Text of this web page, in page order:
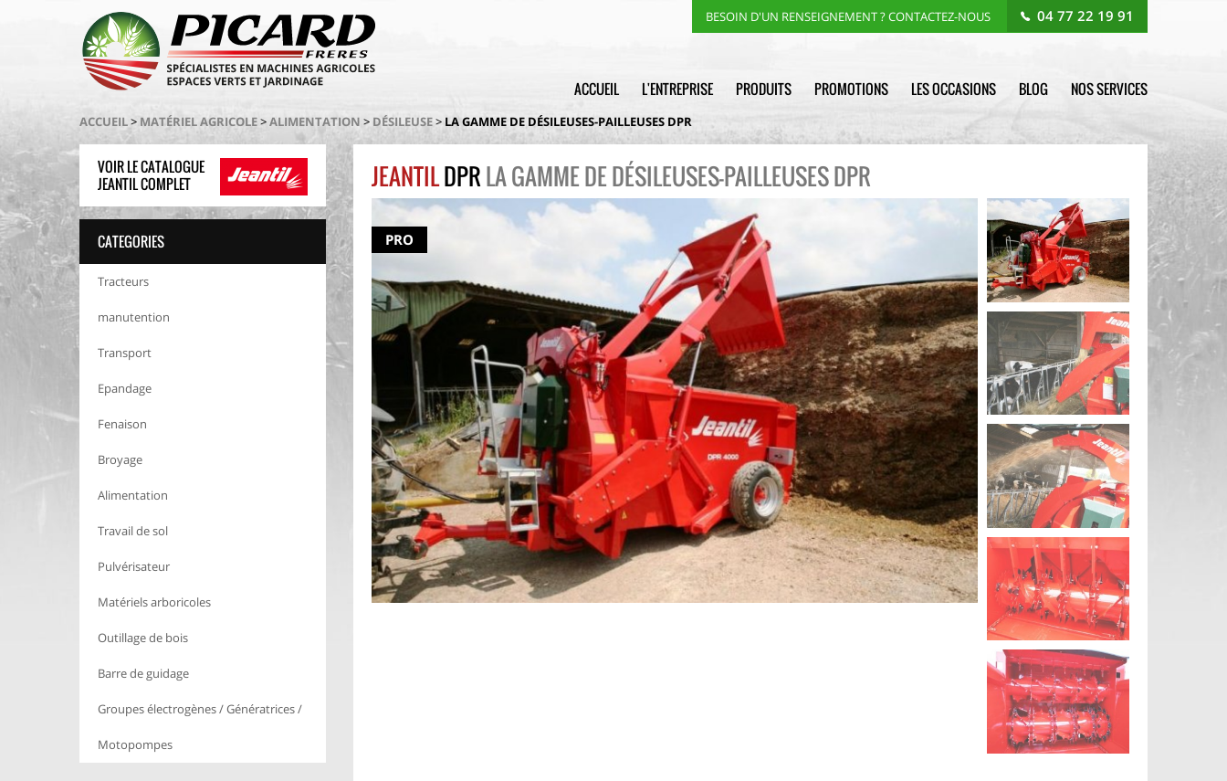
BESOIN D'UN RENSEIGNEMENT ? CONTACTEZ-NOUS 04 77 22 19 91
ACCUEIL L'ENTREPRISE PRODUITS PROMOTIONS LES OCCASIONS BLOG NOS SERVICES
ACCUEIL> MATÉRIEL AGRICOLE>ALIMENTATION > DÉSILEUSE> LA GAMME DE DÉSILEUSES-PAILLEUSES DPR
VOIR LE CATALOGUE
JEANTIL COMPLET
CATEGORIES
Tracteurs
manutention
Transport
Epandage
Fenaison
Broyage
Alimentation
Travail de sol
Pulvérisateur
Matériels arboricoles
Outillage de bois
Barre de guidage
Groupes électrogènes / Génératrices /
Motopompes
JEANTILDPRLA GAMME DE DÉSILEUSES-PAILLEUSES DPR
PRO